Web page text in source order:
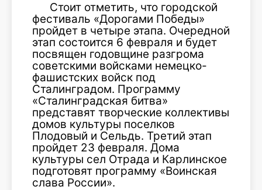
Стоит отметить, что городской
фестиваль «Дорогами Победы»
пройдет в четыре этапа. Очередной
этап состоится 6 февраля и будет
посвящен годовщине разгрома
советскими войсками немецко-
фашистских войск под
Сталинградом. Программу
«Сталинградская битва»
представят творческие коллективы
домов культуры поселков
Плодовый и Сельдь. Третий этап
пройдет 23 февраля. Дома
культуры сел Отрада и Карлинское
подготовят программу «Воинская
слава России».